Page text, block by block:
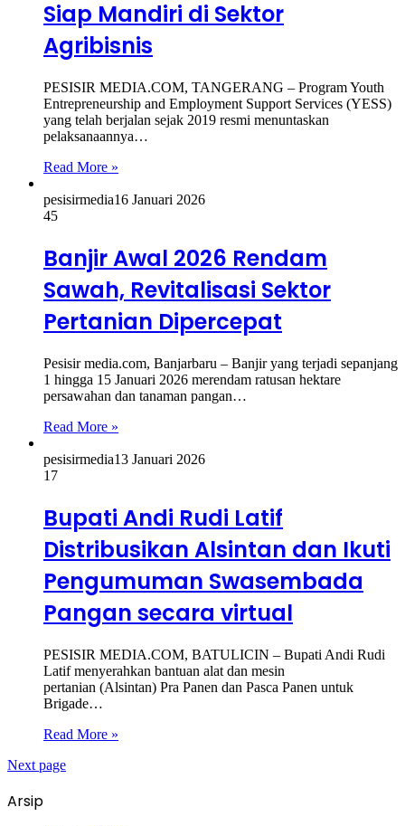
Siap Mandiri di Sektor
Agribisnis
PESISIR MEDIA.COM, TANGERANG – Program Youth
Entrepreneurship and Employment Support Services (YESS)
yang telah berjalan sejak 2019 resmi menuntaskan
pelaksanaannya…
Read More »
pesisirmedia16 Januari 2026
45
Banjir Awal 2026 Rendam
Sawah, Revitalisasi Sektor
Pertanian Dipercepat
Pesisir media.com, Banjarbaru – Banjir yang terjadi sepanjang
1 hingga 15 Januari 2026 merendam ratusan hektare
persawahan dan tanaman pangan…
Read More »
pesisirmedia13 Januari 2026
17
Bupati Andi Rudi Latif
Distribusikan Alsintan dan Ikuti
Pengumuman Swasembada
Pangan secara virtual
PESISIR MEDIA.COM, BATULICIN – Bupati Andi Rudi
Latif menyerahkan bantuan alat dan mesin
pertanian (Alsintan) Pra Panen dan Pasca Panen untuk
Brigade…
Read More »
Next page
Arsip